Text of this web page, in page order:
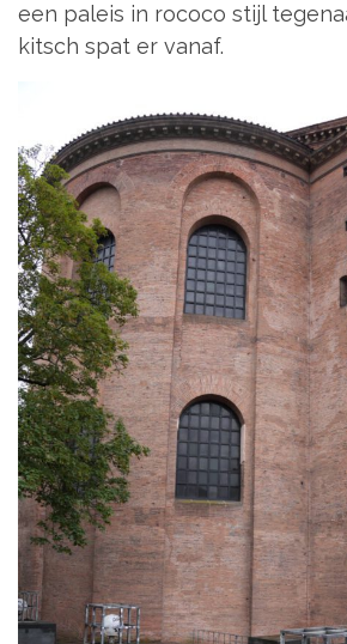
een paleis in rococo stijl
kitsch spat er vanaf.